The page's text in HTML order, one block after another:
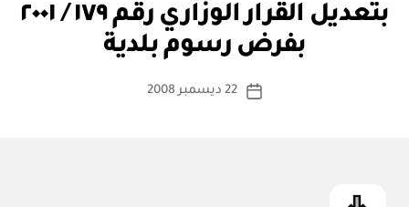
زا
بتعديل القرار الوزاري رقم ١٧٩ / ٢٠٠١
بفرض رسوم بلدية
كاتب
بو
ا
س
ة
تاريخ
22 ديسمبر 2008